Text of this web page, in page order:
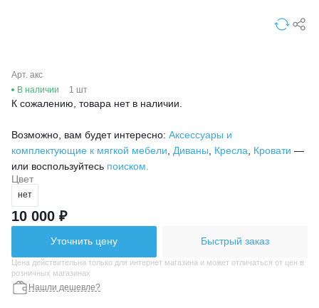
Арт. акс
В наличии
1 шт
К сожалению, товара нет в наличии.
Возможно, вам будет интересно: Аксессуары и
комплектующие к мягкой мебели
Диваны Кресла Кровати —
или воспользуйтесь поиском.
Цвет
нет
10 000 ₽
Уточнить цену Быстрый заказ
Цена действительна только для интернет магазина и может отличаться от цен в
розничных магазинах
Нашли дешевле?